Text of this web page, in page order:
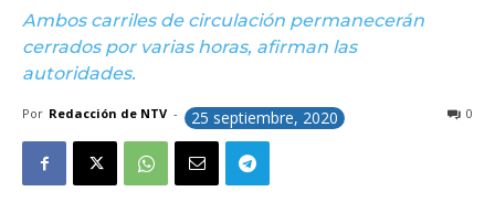
Ambos carriles de circulación permanecerán
cerrados por varias horas, afirman las
autoridades.
Por Redacción de NTV - 25 septiembre, 2020 0